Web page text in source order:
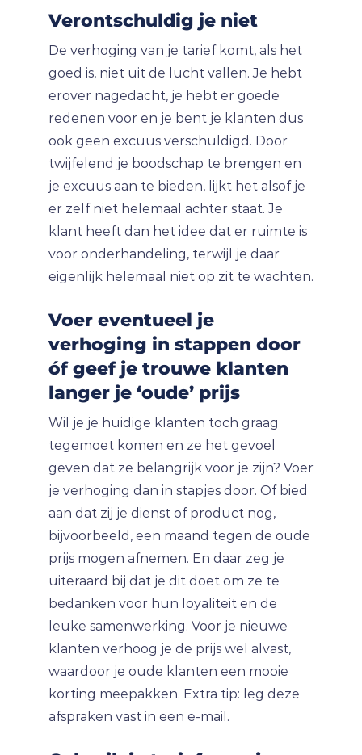
Verontschuldig je niet
De verhoging van je tarief komt, als het
goed is, niet uit de lucht vallen. Je hebt
erover nagedacht, je hebt er goede
redenen voor en je bent je klanten dus
ook geen excuus verschuldigd. Door
twijfelend je boodschap te brengen en
je excuus aan te bieden, lijkt het alsof je
er zelf niet helemaal achter staat. Je
klant heeft dan het idee dat er ruimte is
voor onderhandeling, terwijl je daar
eigenlijk helemaal niet op zit te wachten.
Voer eventueel je
verhoging in stappen door
óf geef je trouwe klanten
langer je ‘oude’ prijs
Wil je je huidige klanten toch graag
tegemoet komen en ze het gevoel
geven dat ze belangrijk voor je zijn? Voer
je verhoging dan in stapjes door. Of bied
aan dat zij je dienst of product nog,
bijvoorbeeld, een maand tegen de oude
prijs mogen afnemen. En daar zeg je
uiteraard bij dat je dit doet om ze te
bedanken voor hun loyaliteit en de
leuke samenwerking. Voor je nieuwe
klanten verhoog je de prijs wel alvast,
waardoor je oude klanten een mooie
korting meepakken. Extra tip: leg deze
afspraken vast in een e-mail.